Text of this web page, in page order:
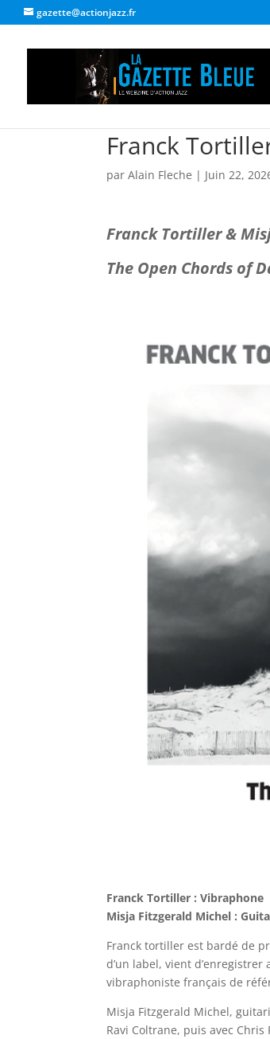
gazette@actionjazz.fr
GALERIE
Franck
parAlain Fleche | Juin 22,
Franck Tortiller &
The Open Chords of
Franck Tortiller : Vibraphone
Misja Fitzgerald Michel :
Franck tortiller est bardé de
d’un label, vient d’enregistrer
vibraphoniste français de
Misja Fitzgerald Michel,
Ravi Coltrane, puis avec